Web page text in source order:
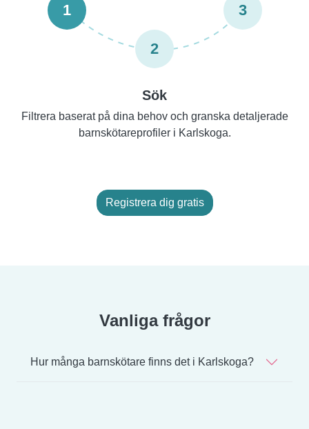
1
2
3
Sök
Filtrera baserat på dina behov och granska detaljerade
barnskötareprofiler i Karlskoga.
Registrera dig gratis
Vanliga frågor
Hur många barnskötare finns det i Karlskoga?